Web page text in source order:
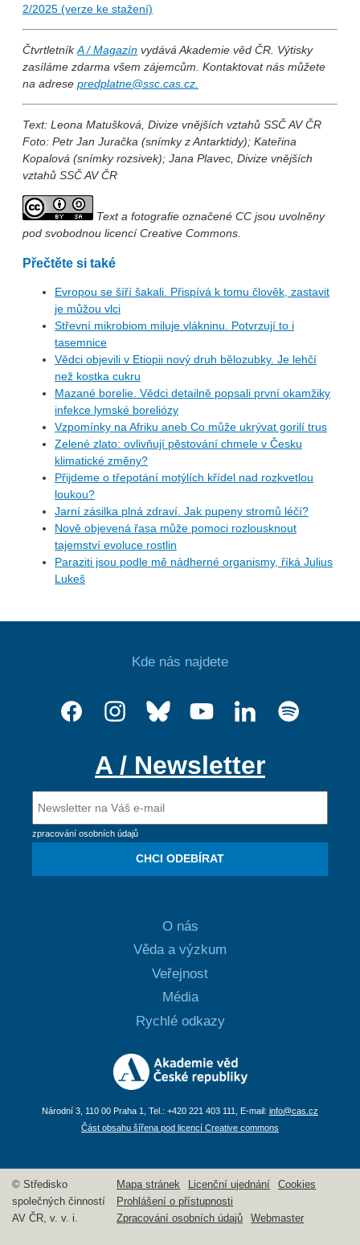
2/2025 (verze ke stažení)
ČtvrtletníkA / Magazín vydává Akademie věd ČR. Výtisky
zasíláme zdarma všem zájemcům. Kontaktovat nás můžete
na adrese predplatne@ssc.cas.cz.
Text: Leona Matušková, Divize vnějších vztahů SSČ AV ČR
Foto: Petr Jan Juračka (snímky z Antarktidy); Kateřina
Kopalová (snímky rozsivek); Jana Plavec, Divize vnějších
vztahů SSČ AV ČR
Text a fotografie označené CC jsou uvolněny
pod svobodnou licencí Creative Commons.
Přečtěte si také
Evropou se šíří šakali. Přispívá k tomu člověk, zastavit
je můžou vlci
Střevní mikrobiom miluje vlákninu. Potvrzují to i
tasemnice
Vědci objevili v Etiopii nový druh bělozubky. Je lehčí
než kostka cukru
Mazané borelie. Vědci detailně popsali první okamžiky
infekce lymské boreliózy
Vzpomínky na Afriku aneb Co může ukrývat gorilí trus
Zelené zlato: ovlivňují pěstování chmele v Česku
klimatické změny?
Přijdeme o třepotání motýlích křídel nad rozkvetlou
loukou?
Jarní zásilka plná zdraví. Jak pupeny stromů léčí?
Nově objevená řasa může pomoci rozlousknout
tajemství evoluce rostlin
Paraziti jsou podle mě nádherné organismy, říká Julius
Lukeš
Kde nás najdete
A / Newsletter
zpracování osobních údajů
CHCI ODEBÍRAT
O nás
Věda a výzkum
Veřejnost
Média
Rychlé odkazy
Národní 3, 110 00 Praha 1, Tel.: +420 221 403 111, E-mail: info@cas.cz
Část obsahu šířena pod licencí Creative commons
© Středisko
společných činností
AV ČR, v. v. i.
Mapa stránek Licenční ujednání
Cookies
Prohlášení o přístupnosti
Zpracování osobních údajů
Webmaster